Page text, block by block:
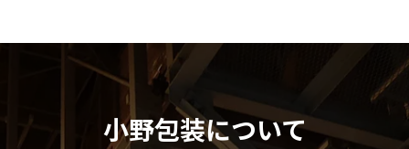
小野包装について